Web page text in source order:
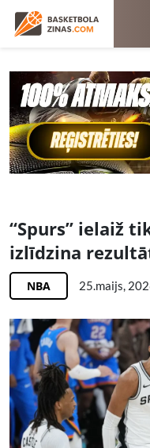
“Spurs” ielaiž
izlīdzina
NBA 25.maijs,